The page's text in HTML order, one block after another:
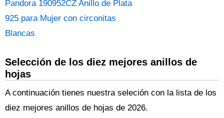
Pandora 190952CZ Anillo de Plata
925 para Mujer con circonitas
Blancas
Selección de los diez mejores anillos de
hojas
A continuación tienes nuestra seleción con la lista de los
diez mejores anillos de hojas de 2026.